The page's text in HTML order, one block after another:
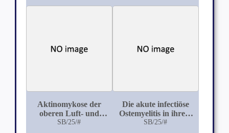
Aktinomykose der
oberen Luft- und
Speisewege, mit
SB/25/#
Die akute infectiöse
Ostemyelitis in ihrem
Verhältnis zur
SB/25/#